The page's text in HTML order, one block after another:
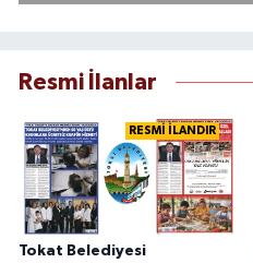
Resmi İlanlar
RESMİ İLANDIR
Tokat Belediyesi